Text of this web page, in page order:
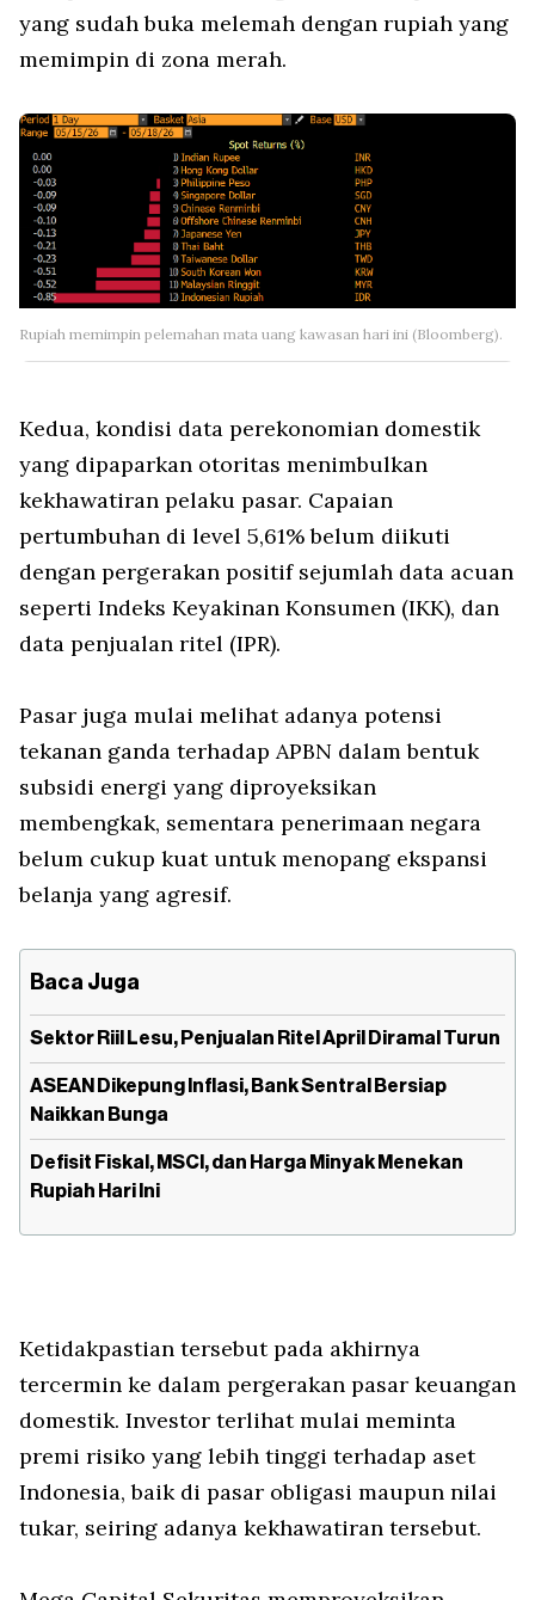
yang sudah buka melemah dengan rupiah yang
memimpin di zona merah.
Rupiah memimpin pelemahan mata uang kawasan hari ini (Bloomberg).
Kedua, kondisi data perekonomian domestik
yang dipaparkan otoritas menimbulkan
kekhawatiran pelaku pasar. Capaian
pertumbuhan di level 5,61% belum diikuti
dengan pergerakan positif sejumlah data acuan
seperti Indeks Keyakinan Konsumen (IKK), dan
data penjualan ritel (IPR).
Pasar juga mulai melihat adanya potensi
tekanan ganda terhadap APBN dalam bentuk
subsidi energi yang diproyeksikan
membengkak, sementara penerimaan negara
belum cukup kuat untuk menopang ekspansi
belanja yang agresif.
Baca Juga
Sektor Riil Lesu, Penjualan Ritel April Diramal Turun
ASEAN Dikepung Inflasi, Bank Sentral Bersiap
Naikkan Bunga
Defisit Fiskal, MSCI, dan Harga Minyak Menekan
Rupiah Hari Ini
Ketidakpastian tersebut pada akhirnya
tercermin ke dalam pergerakan pasar keuangan
domestik. Investor terlihat mulai meminta
premi risiko yang lebih tinggi terhadap aset
Indonesia, baik di pasar obligasi maupun nilai
tukar, seiring adanya kekhawatiran tersebut.